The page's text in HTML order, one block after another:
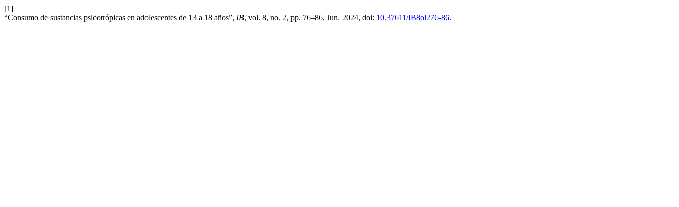
[1]
“Consumo de sustancias psicotrópicas en adolescentes de 13 a 18 años”, IB, vol. 8, no. 2, pp. 76–86, Jun. 2024, doi: 10.37611/IB8ol276-86.